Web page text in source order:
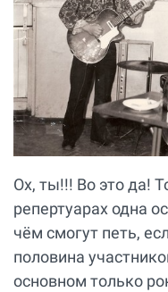
Ох, ты!!! Во это да!
репертуарах одна
чём смогут петь,
половина
основном только